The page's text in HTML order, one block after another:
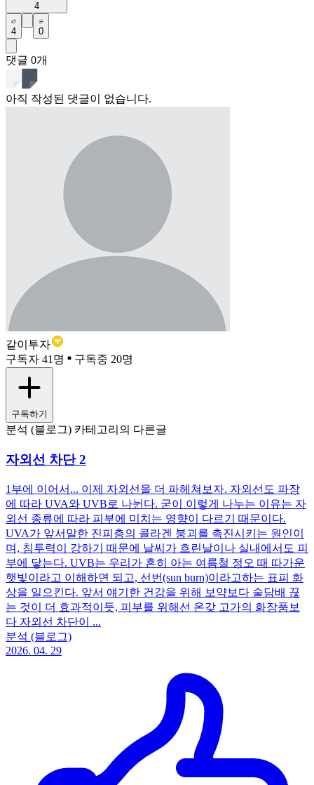
4
4 0
댓글 0개
아직 작성된 댓글이 없습니다.
같이투자
구독자 41명
구독중 20명
구독하기
분석 (블로그) 카테고리의 다른글
자외선 차단 2
1부에 이어서... 이제 자외선을 더 파헤쳐보자. 자외선도 파장
에 따라 UVA와 UVB로 나뉜다. 굳이 이렇게 나누는 이유는 자
외선 종류에 따라 피부에 미치는 영향이 다르기 때문이다.
UVA가 앞서말한 진피층의 콜라겐 붕괴를 촉진시키는 원인이
며, 침투력이 강하기 때문에 날씨가 흐린날이나 실내에서도 피
부에 닿는다. UVB는 우리가 흔히 아는 여름철 정오 때 따가운
햇빛이라고 이해하면 되고, 선번(sun burn)이라고하는 표피 화
상을 일으킨다. 앞서 얘기한 건강을 위해 보약보다 술담배 끊
는 것이 더 효과적이듯, 피부를 위해선 온갖 고가의 화장품보
다 자외선 차단이 ...
분석 (블로그)
2026. 04. 29